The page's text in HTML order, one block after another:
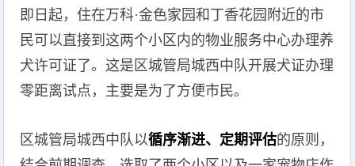
即日起，住在万科·金色家园和丁香花园附近的市
民可以直接到这两个小区内的物业服务中心办理养
犬许可证了。这是区城管局城西中队开展犬证办理
零距离试点，主要是为了方便市民。
区城管局城西中队以循序渐进、定期评估的原则，